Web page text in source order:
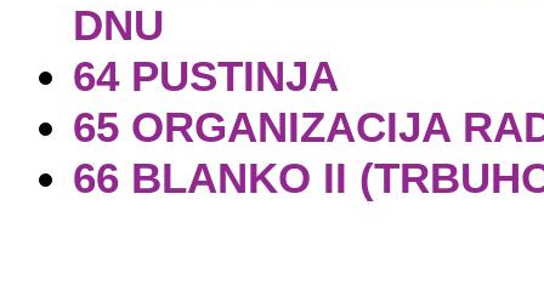
DNU
64 PUSTINJA
65 ORGANIZACIJA
66 BLANKO II